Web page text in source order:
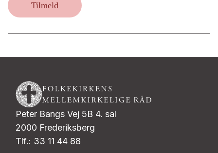
Tilmeld
Peter Bangs Vej 5B 4. sal
2000 Frederiksberg
Tlf.: 33 11 44 88